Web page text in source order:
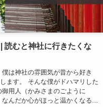
読むと神社に行きたくな
は神社の雰囲気が昔から好き
ます。 そんな僕がドハマリした
用人（かみさまのごように
んだか心がほっと温かくなる...